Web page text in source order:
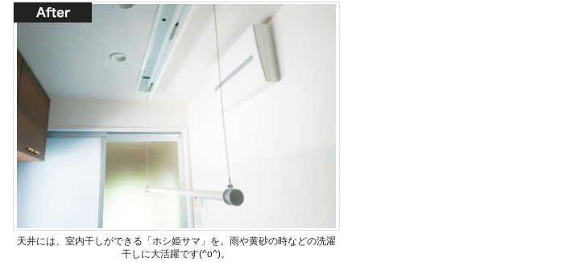
天井には、室内干しができる「ホシ姫サマ」を。雨や黄砂の時などの洗濯
干しに大活躍です(^o^)。